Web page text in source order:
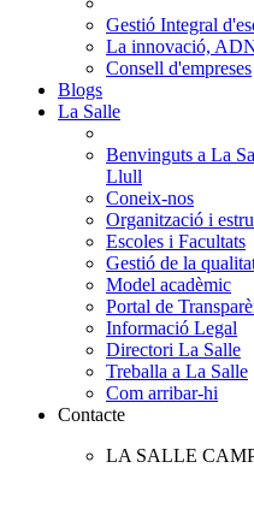
Gestió Integral
La innovació,
Consell d'empreses
Blogs
La Salle
Benvinguts a La
Llull
Coneix-nos
Organització i
Escoles i Facultats
Gestió de la
Model acadèmic
Portal de
Informació Legal
Directori La Salle
Treballa a La Salle
Com arribar-hi
Contacte
LA SALLE